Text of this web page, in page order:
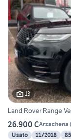
13
Land Rover Range
26.900 €Arzachena (
Usato
11/2018